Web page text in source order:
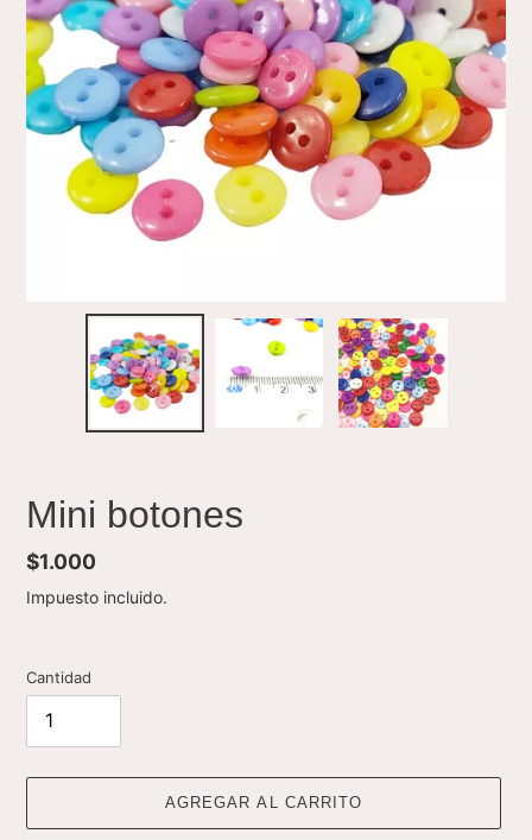
Mini botones
Precio
habitual
$1.000
Impuesto incluido.
Cantidad
AGREGAR AL CARRITO